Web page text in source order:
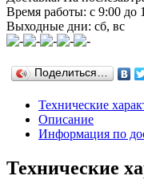
Время работы: с 9:00 до
Выходные дни: сб, вс
Поделиться…
Технические
Описание
Информация по
Технические